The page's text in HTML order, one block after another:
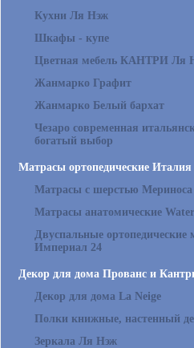
Кухни Ля Нэж
Шкафы - купе
Цветная мебель КАНТРИ Ля
Жанмарко Графит
Жанмарко Белый бархат
Чезаро современная
богатый выбор
Матрасы ортопедические Италия
Матрасы с шерстью Мериноса
Матрасы анатомические
Двуспальные ортопедические
Империал 24
Декор для дома Прованс и
Декор для дома La Neige
Полки книжные, настенный
Зеркала Ля Нэж